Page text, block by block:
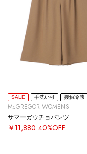
SALE 手洗い可 接触冷感
McGREGOR WOMENS
サマーガウチョパンツ
￥11,880 40%OFF